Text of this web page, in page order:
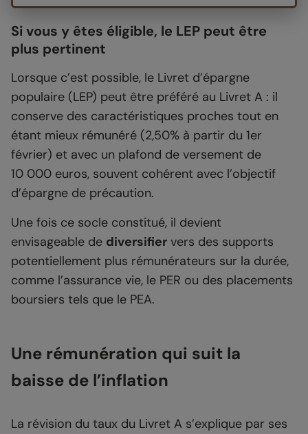
Si vous y êtes éligible, le LEP peut être
plus pertinent
Lorsque c’est possible, le Livret d’épargne
populaire (LEP) peut être préféré au Livret A : il
conserve des caractéristiques proches tout en
étant mieux rémunéré (2,50% à partir du 1er
février) et avec un plafond de versement de
10 000 euros, souvent cohérent avec l’objectif
d’épargne de précaution.
Une fois ce socle constitué, il devient
envisageable de diversifier vers des supports
potentiellement plus rémunérateurs sur la durée,
comme l’assurance vie, le PER ou des placements
boursiers tels que le PEA.
Une rémunération qui suit la
baisse de l’inflation
La révision du taux du Livret A s’explique par ses